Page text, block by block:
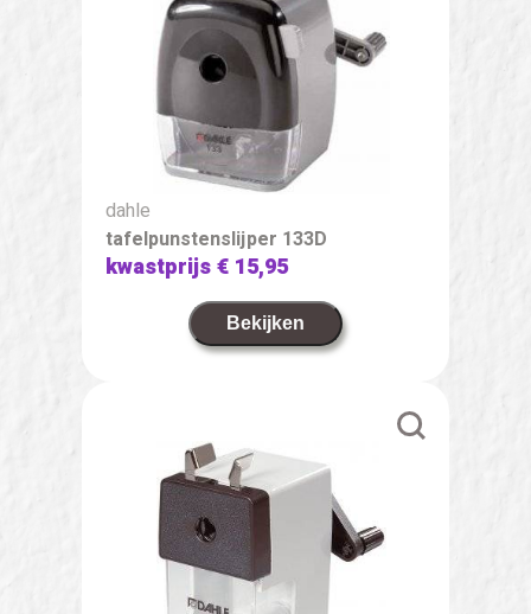
dahle
tafelpunstenslijper 133D
kwastprijs€ 15,95
Bekijken